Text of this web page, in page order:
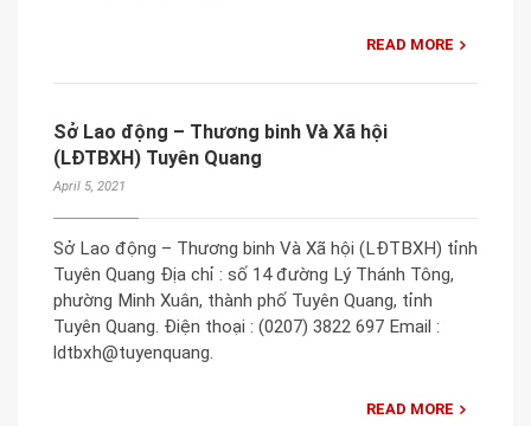
READ MORE
Sở Lao động – Thương binh Và Xã hội
(LĐTBXH) Tuyên Quang
April 5, 2021
Sở Lao động – Thương binh Và Xã hội (LĐTBXH) tỉnh
Tuyên Quang Địa chỉ : số 14 đường Lý Thánh Tông,
phường Minh Xuân, thành phố Tuyên Quang, tỉnh
Tuyên Quang. Điện thoại : (0207) 3822 697 Email :
ldtbxh@tuyenquang.
READ MORE